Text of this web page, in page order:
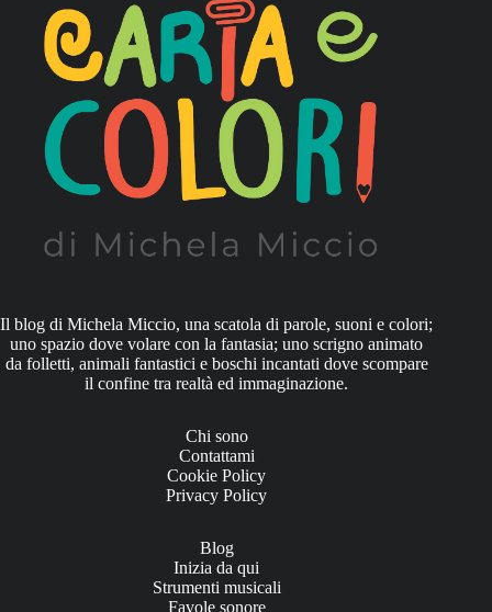
Il blog di Michela Miccio, una scatola di parole, suoni e colori;
uno spazio dove volare con la fantasia; uno scrigno animato
da folletti, animali fantastici e boschi incantati dove scompare
il confine tra realtà ed immaginazione.
Chi sono
Contattami
Cookie Policy
Privacy Policy
Blog
Inizia da qui
Strumenti musicali
Favole sonore